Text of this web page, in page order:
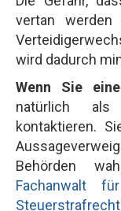
vertan werden
wird dadurch
Wenn Sie
natürlich als
kontaktieren.
Behörden
Fachanwalt
Steuerstrafrecht